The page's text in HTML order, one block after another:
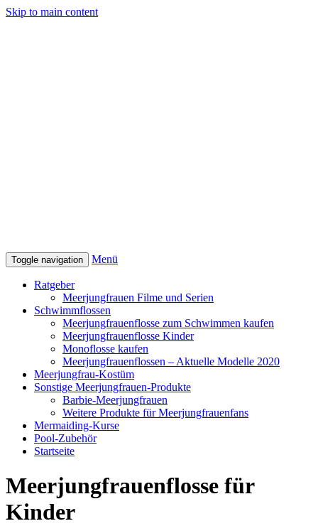
Skip to main content
Toggle navigation Menü
Ratgeber
Meerjungfrauen Filme und Serien
Schwimmflossen
Meerjungfrauenflosse zum Schwimmen kaufen
Meerjungfrauenflosse Kinder
Monoflosse kaufen
Meerjungfrauenflossen – Aktuelle Modelle 2020
Meerjungfrau-Kostüm
Sonstige Meerjungfrauen-Produkte
Barbie-Meerjungfrauen
Weitere Produkte für Meerjungfrauenfans
Mermaiding-Kurse
Pool-Zubehör
Startseite
Meerjungfrauenflosse für
Kinder